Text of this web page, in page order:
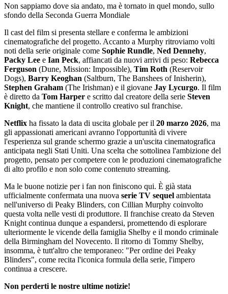
Non sappiamo dove sia andato, ma è tornato in quel mondo, sullo
sfondo della Seconda Guerra Mondiale
Il cast del film si presenta stellare e conferma le ambizioni
cinematografiche del progetto. Accanto a Murphy ritroviamo volti
noti della serie originale come Sophie Rundle, Ned Dennehy,
Packy Lee e Ian Peck, affiancati da nuovi arrivi di peso: Rebecca
Ferguson (Dune, Mission: Impossible), Tim Roth (Reservoir
Dogs), Barry Keoghan (Saltburn, The Banshees of Inisherin),
Stephen Graham (The Irishman) e il giovane Jay Lycurgo. Il film
è diretto da Tom Harper e scritto dal creatore della serie Steven
Knight, che mantiene il controllo creativo sul franchise.
Netflix ha fissato la data di uscita globale per il 20 marzo 2026, ma
gli appassionati americani avranno l'opportunità di vivere
l'esperienza sul grande schermo grazie a un'uscita cinematografica
anticipata negli Stati Uniti. Una scelta che sottolinea l'ambizione del
progetto, pensato per competere con le produzioni cinematografiche
di alto profilo e non solo come contenuto streaming.
Ma le buone notizie per i fan non finiscono qui. È già stata
ufficialmente confermata una nuova serie TV sequel ambientata
nell'universo di Peaky Blinders, con Cillian Murphy coinvolto
questa volta nelle vesti di produttore. Il franchise creato da Steven
Knight continua dunque a espandersi, promettendo di esplorare
ulteriormente le vicende della famiglia Shelby e il mondo criminale
della Birmingham del Novecento. Il ritorno di Tommy Shelby,
insomma, è tutt'altro che temporaneo: "Per ordine dei Peaky
Blinders", come recita l'iconica formula della serie, l'impero
continua a crescere.
Non perderti le nostre ultime notizie!